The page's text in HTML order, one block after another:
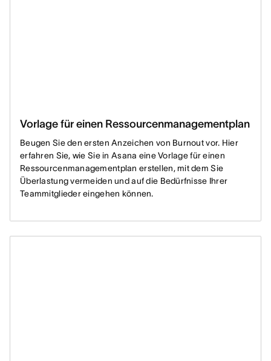
Vorlage für einen Ressourcenmanagementplan
Beugen Sie den ersten Anzeichen von Burnout vor. Hier
erfahren Sie, wie Sie in Asana eine Vorlage für einen
Ressourcenmanagementplan erstellen, mit dem Sie
Überlastung vermeiden und auf die Bedürfnisse Ihrer
Teammitglieder eingehen können.